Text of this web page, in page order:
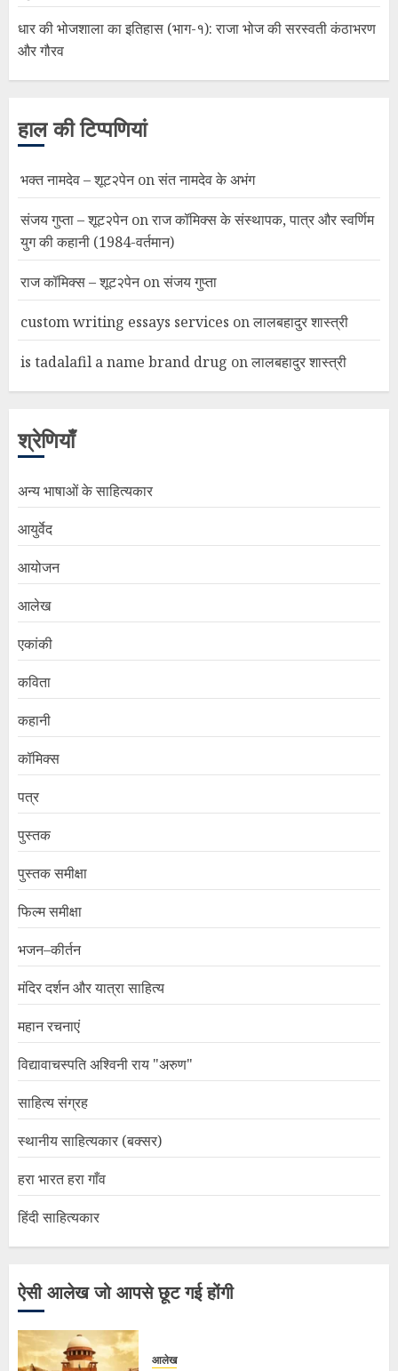
धार की भोजशाला का इतिहास (भाग-१): राजा भोज की सरस्वती कंठाभरण
और गौरव
हाल की टिप्पणियां
भक्त नामदेव – शूट२पेनonसंत नामदेव के अभंग
संजय गुप्ता – शूट२पेनonराज कॉमिक्स के संस्थापक, पात्र और स्वर्णिम
युग की कहानी (1984-वर्तमान)
राज कॉमिक्स – शूट२पेनonसंजय गुप्ता
custom writing essays services onलालबहादुर शास्त्री
is tadalafil a name brand drug onलालबहादुर शास्त्री
श्रेणियाँ
अन्य भाषाओं के साहित्यकार
आयुर्वेद
आयोजन
आलेख
एकांकी
कविता
कहानी
कॉमिक्स
पत्र
पुस्तक
पुस्तक समीक्षा
फिल्म समीक्षा
भजन–कीर्तन
मंदिर दर्शन और यात्रा साहित्य
महान रचनाएं
विद्यावाचस्पति अश्विनी राय "अरुण"
साहित्य संग्रह
स्थानीय साहित्यकार (बक्सर)
हरा भारत हरा गाँव
हिंदी साहित्यकार
ऐसी आलेख जो आपसे छूट गई होंगी
आलेख